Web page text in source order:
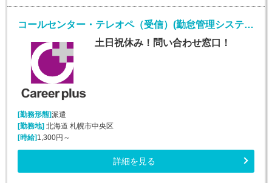
コールセンター・テレオペ（受信）(勤怠管理システムヘルプデスク)
土日祝休み！問い合わせ窓口！
[勤務形態]派遣
[勤務地] 北海道 札幌市中央区
[時給] 1,300円～
詳細を見る